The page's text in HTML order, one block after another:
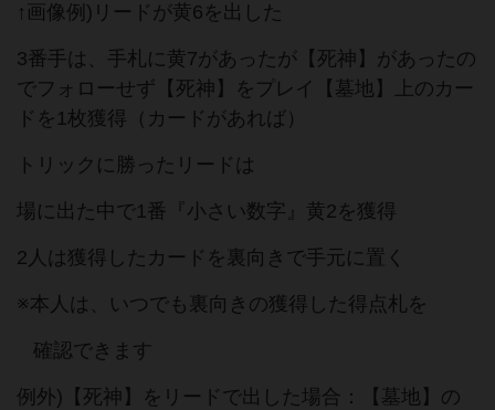
↑画像例)リードが黄6を出した
3番手は、手札に黄7があったが【死神】があったの
でフォローせず【死神】をプレイ【墓地】上のカー
ドを1枚獲得（カードがあれば）
トリックに勝ったリードは
場に出た中で1番『小さい数字』黄2を獲得
2人は獲得したカードを裏向きで手元に置く
※本人は、いつでも裏向きの獲得した得点札を
確認できます
例外)【死神】をリードで出した場合：【墓地】の